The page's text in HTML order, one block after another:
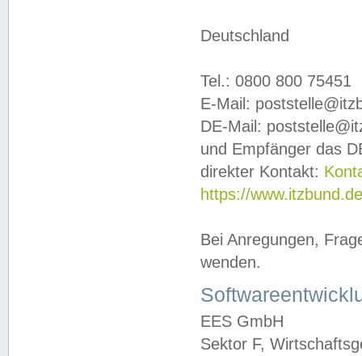
Deutschland
Tel.: 0800 800 75451
E-Mail:
DE-Mail:
und Empfänger das
direkter Kontakt:
https://
Bei Anregungen,
wenden.
EES GmbH
Sektor F,